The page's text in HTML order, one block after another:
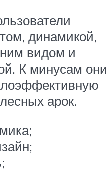
динамикой,
видом и
К минусам они
арок.